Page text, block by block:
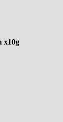
x10g